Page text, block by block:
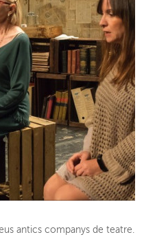
antics companys de teatre.